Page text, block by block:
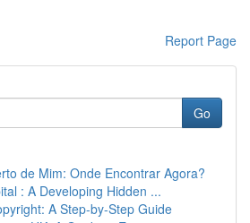
Report Page
Go
de Mim: Onde Encontrar Agora?
: A Developing Hidden ...
A Step-by-Step Guide